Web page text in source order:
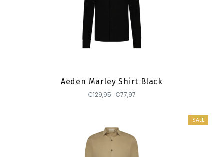
Aeden Marley Shirt Black
€129,95 €77,97
SALE